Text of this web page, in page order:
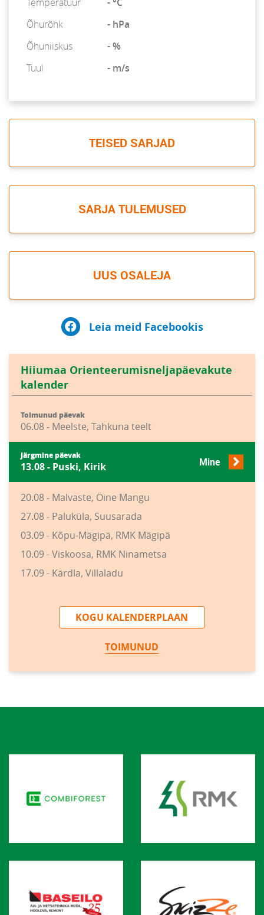
Õhurõhk
- hPa
Õhuniiskus
- %
Tuul
- m/s
TEISED SARJAD
SARJA TULEMUSED
UUS OSALEJA
Leia meid Facebookis
Hiiumaa Orienteerumisneljapäevakute
kalender
Toimunud päevak
06.08 - Meelste, Tahkuna teelt
Järgmine päevak
13.08 - Puski, Kirik Mine
20.08 - Malvaste, Öine Mangu
27.08 - Paluküla, Suusarada
03.09 - Kõpu-Mägipä, RMK Mägipä
10.09 - Viskoosa, RMK Ninametsa
17.09 - Kärdla, Villaladu
KOGU KALENDERPLAAN
TOIMUNUD